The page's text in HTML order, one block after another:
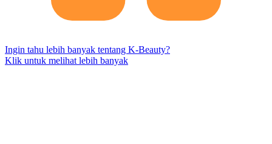
Ingin tahu lebih banyak tentang K-Beauty?
Klik untuk melihat lebih banyak